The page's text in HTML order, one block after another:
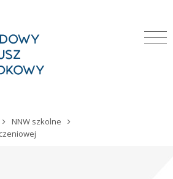
NNW szkolne